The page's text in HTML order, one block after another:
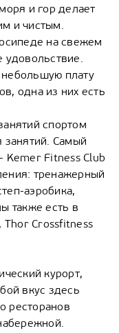
и гор делает
и чистым.
на свежем
удовольствие.
плату
одна из них есть
спортом
занятий. Самый
Kemer Fitness Club
тренажерный
аэробика,
также есть в
Thor Crossfitness
курорт,
вкус здесь
ресторанов